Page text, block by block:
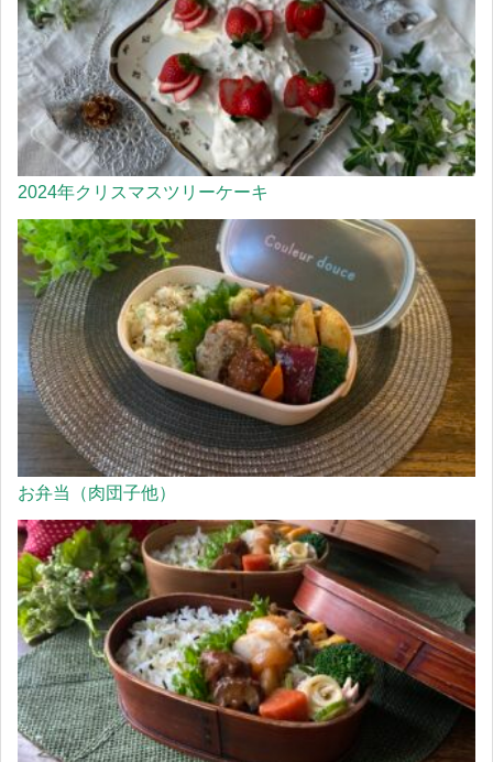
2024年クリスマスツリーケーキ
お弁当（肉団子他）